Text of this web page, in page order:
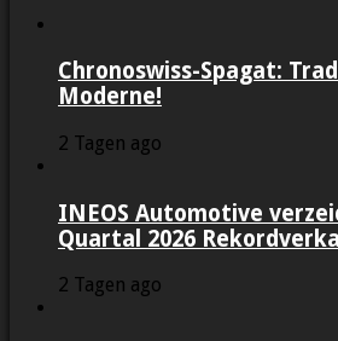
Chronoswiss-Spagat:
Moderne!
2 Tagen ago
INEOS Automotive
Quartal 2026
2 Tagen ago